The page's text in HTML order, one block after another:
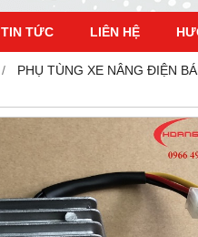
TIN TỨC LIÊN HỆ
PHỤ TÙNG XE NÂNG ĐIỆN